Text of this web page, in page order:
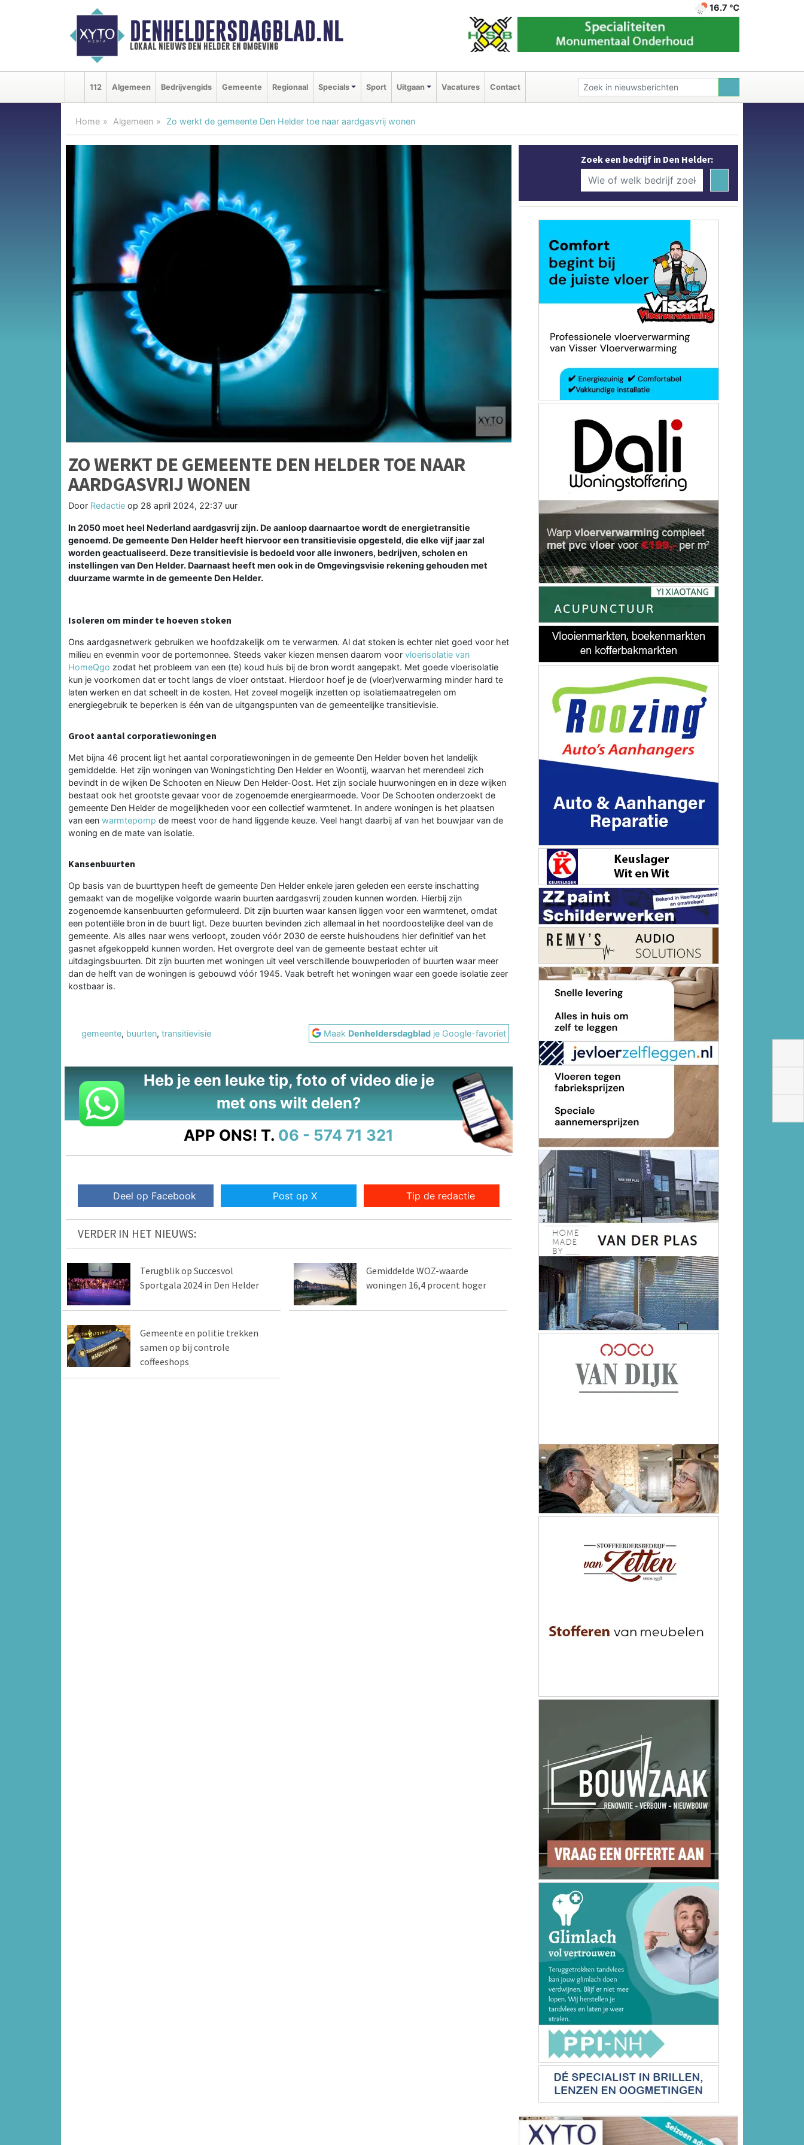
DENHELDERSDAGBLAD.NL
lokaal nieuws den helder en omgeving
16.7 ℃
112 Algemeen Bedrijvengids Gemeente Regionaal Specials Sport Uitgaan Vacatures Contact
Home Algemeen Zo werkt de gemeente Den Helder toe naar aardgasvrij wonen
ZO WERKT DE GEMEENTE DEN HELDER TOE NAAR
AARDGASVRIJ WONEN
Door Redactie op 28 april 2024, 22:37 uur
In 2050 moet heel Nederland aardgasvrij zijn. De aanloop daarnaartoe wordt de energietransitie
genoemd. De gemeente Den Helder heeft hiervoor een transitievisie opgesteld, die elke vijf jaar zal
worden geactualiseerd. Deze transitievisie is bedoeld voor alle inwoners, bedrijven, scholen en
instellingen van Den Helder. Daarnaast heeft men ook in de Omgevingsvisie rekening gehouden met
duurzame warmte in de gemeente Den Helder.
Isoleren om minder te hoeven stoken
Ons aardgasnetwerk gebruiken we hoofdzakelijk om te verwarmen. Al dat stoken is echter niet goed voor het
milieu en evenmin voor de portemonnee. Steeds vaker kiezen mensen daarom voor vloerisolatie van
HomeQgo zodat het probleem van een (te) koud huis bij de bron wordt aangepakt. Met goede vloerisolatie
kun je voorkomen dat er tocht langs de vloer ontstaat. Hierdoor hoef je de (vloer)verwarming minder hard te
laten werken en dat scheelt in de kosten. Het zoveel mogelijk inzetten op isolatiemaatregelen om
energiegebruik te beperken is één van de uitgangspunten van de gemeentelijke transitievisie.
Groot aantal corporatiewoningen
Met bijna 46 procent ligt het aantal corporatiewoningen in de gemeente Den Helder boven het landelijk
gemiddelde. Het zijn woningen van Woningstichting Den Helder en Woontij, waarvan het merendeel zich
bevindt in de wijken De Schooten en Nieuw Den Helder-Oost. Het zijn sociale huurwoningen en in deze wijken
bestaat ook het grootste gevaar voor de zogenoemde energiearmoede. Voor De Schooten onderzoekt de
gemeente Den Helder de mogelijkheden voor een collectief warmtenet. In andere woningen is het plaatsen
van een warmtepomp de meest voor de hand liggende keuze. Veel hangt daarbij af van het bouwjaar van de
woning en de mate van isolatie.
Kansenbuurten
Op basis van de buurttypen heeft de gemeente Den Helder enkele jaren geleden een eerste inschatting
gemaakt van de mogelijke volgorde waarin buurten aardgasvrij zouden kunnen worden. Hierbij zijn
zogenoemde kansenbuurten geformuleerd. Dit zijn buurten waar kansen liggen voor een warmtenet, omdat
een potentiële bron in de buurt ligt. Deze buurten bevinden zich allemaal in het noordoostelijke deel van de
gemeente. Als alles naar wens verloopt, zouden vóór 2030 de eerste huishoudens hier definitief van het
gasnet afgekoppeld kunnen worden. Het overgrote deel van de gemeente bestaat echter uit
uitdagingsbuurten. Dit zijn buurten met woningen uit veel verschillende bouwperioden of buurten waar meer
dan de helft van de woningen is gebouwd vóór 1945. Vaak betreft het woningen waar een goede isolatie zeer
kostbaar is.
gemeente, buurten, transitievisie Maak Denheldersdagblad je Google-favoriet
Heb je een leuke tip, foto of video die je
met ons wilt delen?
APP ONS! T. 06 - 574 71 321
Deel op Facebook Post op X Tip de redactie
VERDER IN HET NIEUWS:
Terugblik op Succesvol
Sportgala 2024 in Den Helder
Gemiddelde WOZ-waarde
woningen 16,4 procent hoger
Gemeente en politie trekken
samen op bij controle
coffeeshops
Zoek een bedrijf in Den Helder: